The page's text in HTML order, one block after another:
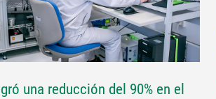
una reducción del 90% en el